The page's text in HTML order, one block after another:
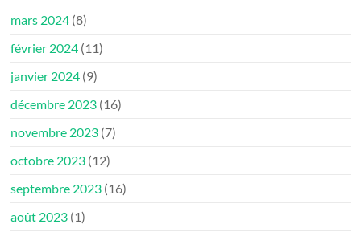
mars 2024 (8)
février 2024 (11)
janvier 2024 (9)
décembre 2023 (16)
novembre 2023 (7)
octobre 2023 (12)
septembre 2023 (16)
août 2023 (1)